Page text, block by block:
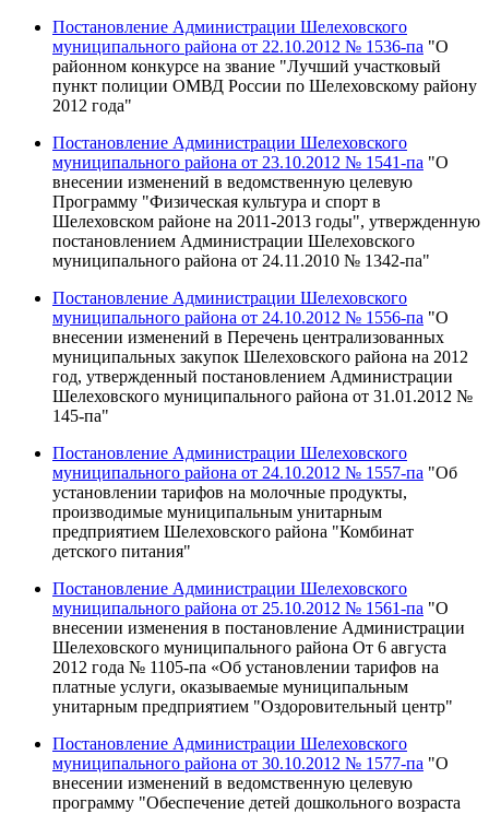
Постановление Администрации Шелеховского
муниципального района от 22.10.2012 № 1536-па "О
районном конкурсе на звание "Лучший участковый
пункт полиции ОМВД России по Шелеховскому району
2012 года"
Постановление Администрации Шелеховского
муниципального района от 23.10.2012 № 1541-па "О
внесении изменений в ведомственную целевую
Программу "Физическая культура и спорт в
Шелеховском районе на 2011-2013 годы", утвержденную
постановлением Администрации Шелеховского
муниципального района от 24.11.2010 № 1342-па"
Постановление Администрации Шелеховского
муниципального района от 24.10.2012 № 1556-па "О
внесении изменений в Перечень централизованных
муниципальных закупок Шелеховского района на 2012
год, утвержденный постановлением Администрации
Шелеховского муниципального района от 31.01.2012 №
145-па"
Постановление Администрации Шелеховского
муниципального района от 24.10.2012 № 1557-па "Об
установлении тарифов на молочные продукты,
производимые муниципальным унитарным
предприятием Шелеховского района "Комбинат
детского питания"
Постановление Администрации Шелеховского
муниципального района от 25.10.2012 № 1561-па "О
внесении изменения в постановление Администрации
Шелеховского муниципального района От 6 августа
2012 года № 1105-па «Об установлении тарифов на
платные услуги, оказываемые муниципальным
унитарным предприятием "Оздоровительный центр"
Постановление Администрации Шелеховского
муниципального района от 30.10.2012 № 1577-па "О
внесении изменений в ведомственную целевую
программу "Обеспечение детей дошкольного возраста